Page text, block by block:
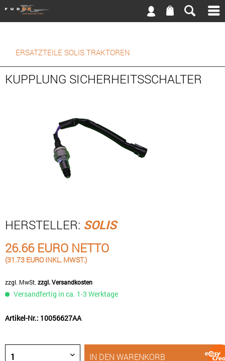
ERSATZTEILE SOLIS TRAKTOREN
KUPPLUNG SICHERHEITSSCHALTER
HERSTELLER: SOLIS
26.66 EURO NETTO
(31.73 EURO INKL. MWST.)
zzgl. MwSt. zzgl. Versandkosten
Versandfertig in ca. 1-3 Werktage
Artikel-Nr.: 10056627AA
IN DEN WARENKORB